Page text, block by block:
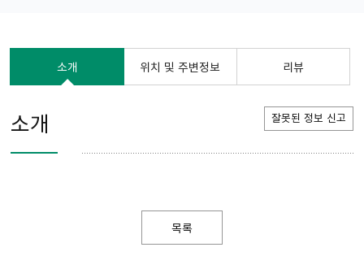
소개 위치 및 주변정보 리뷰
소개 잘못된 정보 신고
목록